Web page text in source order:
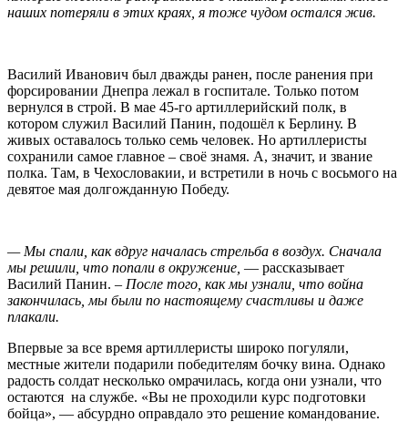
наших потеряли в этих краях, я тоже чудом остался жив.
Василий Иванович был дважды ранен, после ранения при
форсировании Днепра лежал в госпитале. Только потом
вернулся в строй. В мае 45-го артиллерийский полк, в
котором служил Василий Панин, подошёл к Берлину. В
живых оставалось только семь человек. Но артиллеристы
сохранили самое главное – своё знамя. А, значит, и звание
полка. Там, в Чехословакии, и встретили в ночь с восьмого на
девятое мая долгожданную Победу.
— Мы спали, как вдруг началась стрельба в воздух. Сначала
мы решили, что попали в окружение, — рассказывает
Василий Панин. – После того, как мы узнали, что война
закончилась, мы были по настоящему счастливы и даже
плакали.
Впервые за все время артиллеристы широко погуляли,
местные жители подарили победителям бочку вина. Однако
радость солдат несколько омрачилась, когда они узнали, что
остаются на службе. «Вы не проходили курс подготовки
бойца», — абсурдно оправдало это решение командование.